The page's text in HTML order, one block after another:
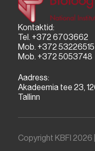
Kontaktid:
Tel. +372 6703662
Mob. +372 53226515
Mob. +372 5053748
Aadress:
Akadeemia tee 23,
Tallinn
Copyright KBFI 2026 |